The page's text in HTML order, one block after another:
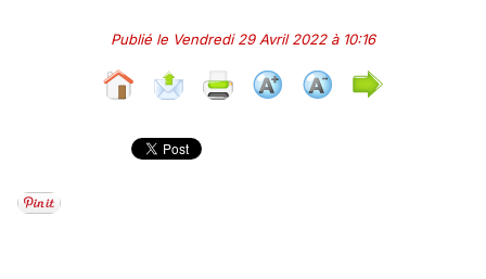
Publié le Vendredi 29 Avril 2022 à 10:16